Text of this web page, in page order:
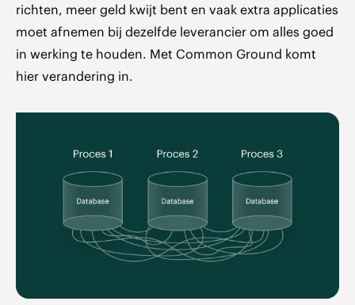
richten, meer geld kwijt bent en vaak extra applicaties
moet afnemen bij dezelfde leverancier om alles goed
in werking te houden. Met Common Ground komt
hier verandering in.